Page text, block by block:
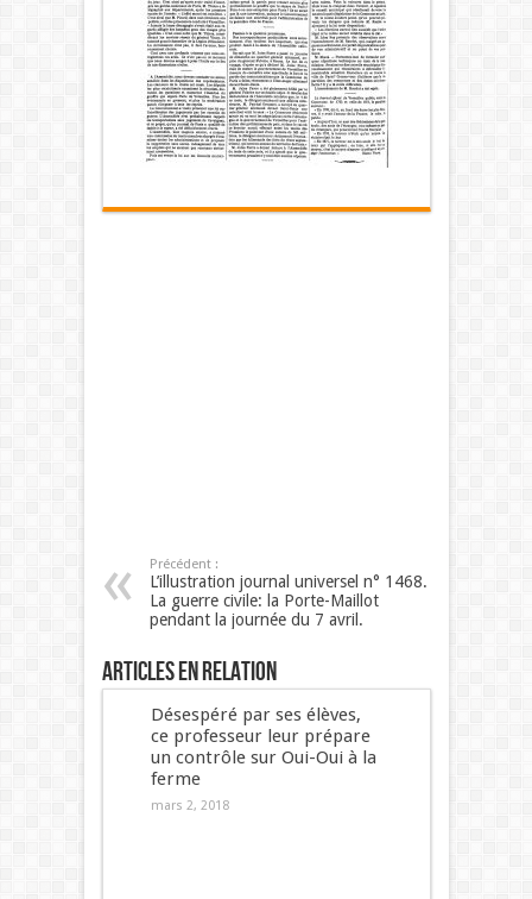
Précédent :
L’illustration journal universel n° 1468.
La guerre civile: la Porte-Maillot
pendant la journée du 7 avril.
Articles en relation
Désespéré par ses élèves,
ce professeur leur prépare
un contrôle sur Oui-Oui à la
ferme
mars 2, 2018